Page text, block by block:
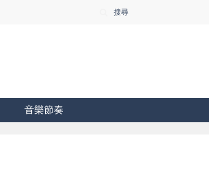
搜尋
音樂節奏